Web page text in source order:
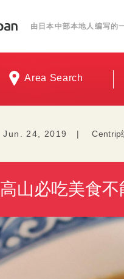
由日本中部本地人编写的
Area Search
Jun. 24, 2019 | Centrip
高山必吃美食